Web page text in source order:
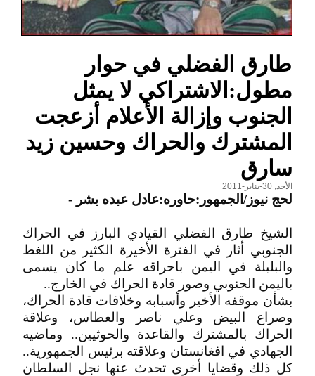
طارق الفضلي في حوار
مطول:الاشتراكي لا يمثل
الجنوب وإزالة الأعلام أزعجت
المشترك والحراك وحسين زيد
سارق
الأحد, 30-يناير-2011
لحج نيوز/الجمهور:حاوره:عادل عبده بشر -
الشيخ طارق الفضلي القيادي البارز في الحراك
الجنوبي أثار في الفترة الأخيرة الكثير من اللغط
والبلبلة في اليمن باحراقه علم ما كان يسمى
باليمن الجنوبي وصور قادة الحراك في الخارج..
بشأن موقفه الأخير وأسبابه وخلافات قادة الحراك،
وصراع البيض وعلي ناصر والعطاس، وعلاقة
الحراك بالمشترك والقاعدة والحوثيين.. وماضيه
الجهادي في افغانستان وعلاقته برئيس الجمهورية..
كل ذلك وقضايا أخرى تحدث عنها نجل السلطان